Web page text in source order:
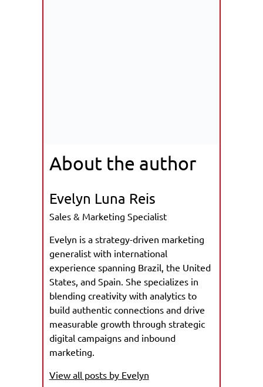
About the author
Evelyn Luna Reis
Sales & Marketing Specialist
Evelyn is a strategy-driven marketing
generalist with international
experience spanning Brazil, the United
States, and Spain. She specializes in
blending creativity with analytics to
build authentic connections and drive
measurable growth through strategic
digital campaigns and inbound
marketing.
View all posts by Evelyn